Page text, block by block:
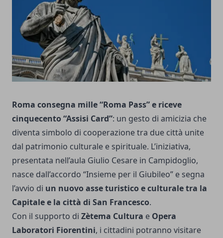
Roma consegna mille “Roma Pass” e riceve
cinquecento “Assisi Card”: un gesto di amicizia che
diventa simbolo di cooperazione tra due città unite
dal patrimonio culturale e spirituale. L’iniziativa,
presentata nell’aula Giulio Cesare in Campidoglio,
nasce dall’accordo “Insieme per il Giubileo” e segna
l’avvio di un nuovo asse turistico e culturale tra la
Capitale e la città di San Francesco.
Con il supporto di Zètema Cultura e Opera
Laboratori Fiorentini, i cittadini potranno visitare